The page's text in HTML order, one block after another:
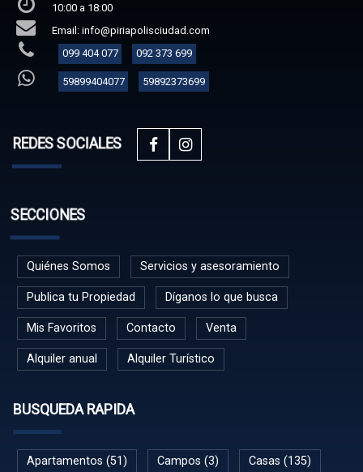
10:00 a 18:00
Email: info@piriapolisciudad.com
099 404 077
092 373 699
59899404077 59892373699
REDES SOCIALES
SECCIONES
Quiénes Somos Servicios y asesoramiento
Publica tu Propiedad Díganos lo que busca
Mis Favoritos Contacto Venta
Alquiler anual Alquiler Turístico
BUSQUEDA RAPIDA
Apartamentos (51) Campos (3) Casas (135)